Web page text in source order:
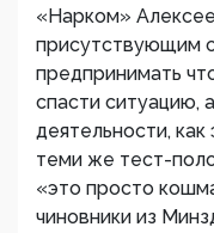
«Нарком»
присутствующим
предпринимать
спасти ситуацию,
деятельности,
теми же тест-
«это просто
чиновники из